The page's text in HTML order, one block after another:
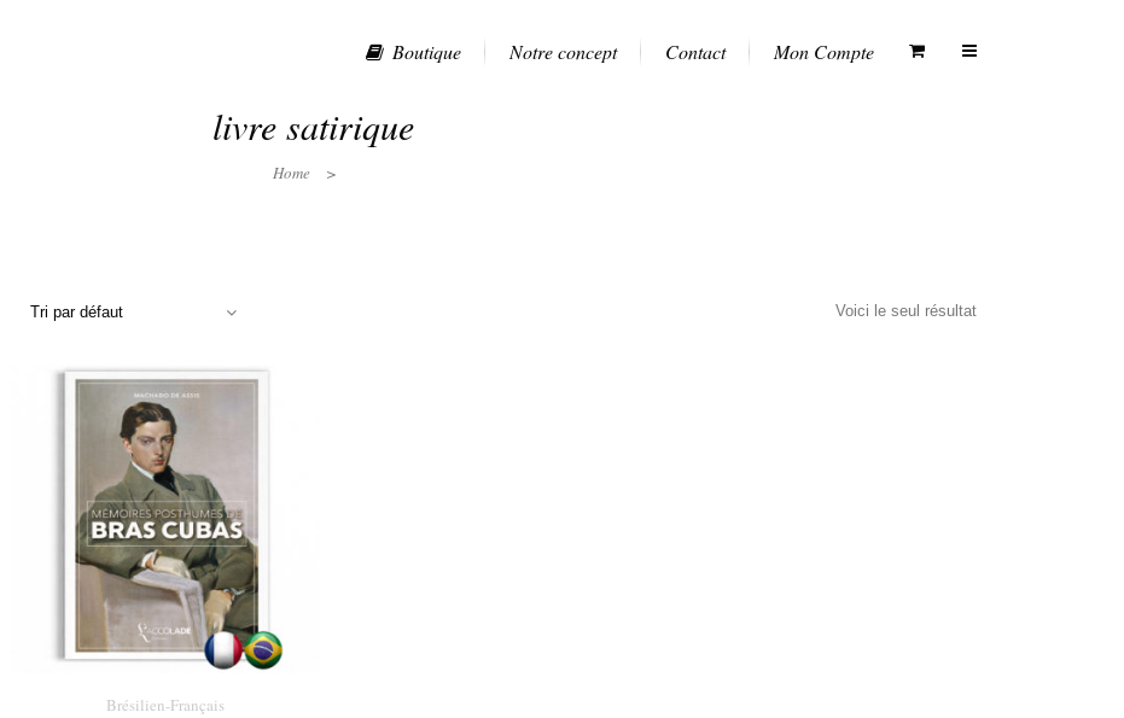
Boutique Notre concept Contact Mon Compte
livre satirique
Home >
Voici le seul résultat
Tri par défaut
Brésilien-Français